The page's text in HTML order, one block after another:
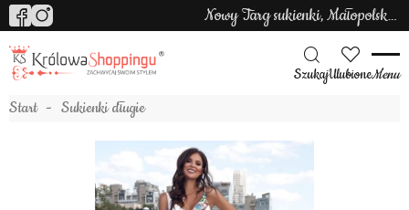
Nowy Targ sukienki, Małopolska sukienki
SzukajUlubioneMenu
Start Sukienki długie